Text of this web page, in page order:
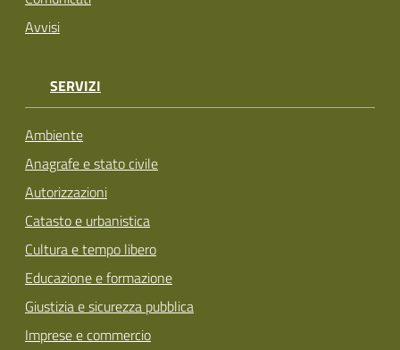
Avvisi
SERVIZI
Ambiente
Anagrafe e stato civile
Autorizzazioni
Catasto e urbanistica
Cultura e tempo libero
Educazione e formazione
Giustizia e sicurezza pubblica
Imprese e commercio